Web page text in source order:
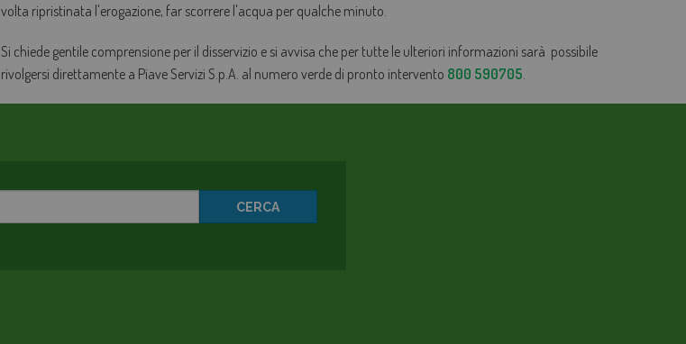
volta ripristinata l'erogazione, far scorrere l'acqua per qualche minuto.
Si chiede gentile comprensione per il disservizio e si avvisa che per tutte le ulteriori informazioni sarà possibile
rivolgersi direttamente a Piave Servizi S.p.A. al numero verde di pronto intervento 800 590705.
CERCA